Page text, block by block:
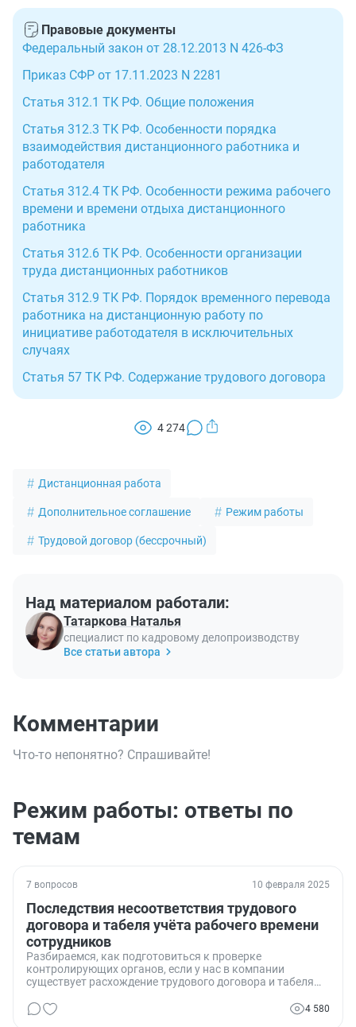
доп. соглашение к трудовому договору.
7 ст. 5.27 КоАП РФ.
договору. В исключительных ситуациях допускают
временный перевод сотрудников на удаленную работу
без согласия по инициативе компании-работодателя.
Помимо доп. соглашения, оформляют приказ о
переводе на комбинированный дистанционный режим
труда.
Правовые документы
Федеральный закон от 28.12.2013 N 426-ФЗ
Приказ СФР от 17.11.2023 N 2281
Статья 312.1 ТК РФ. Общие положения
Статья 312.3 ТК РФ. Особенности порядка
взаимодействия дистанционного работника и
работодателя
Статья 312.4 ТК РФ. Особенности режима рабочего
времени и времени отдыха дистанционного
работника
Статья 312.6 ТК РФ. Особенности организации
труда дистанционных работников
Статья 312.9 ТК РФ. Порядок временного перевода
работника на дистанционную работу по
инициативе работодателя в исключительных
случаях
Статья 57 ТК РФ. Содержание трудового договора
4 274
Дистанционная работа
Дополнительное соглашение Режим работы
Трудовой договор (бессрочный)
Над материалом работали:
Татаркова Наталья
специалист по кадровому делопроизводству
Все статьи автора
Комментарии
Что-то непонятно? Спрашивайте!
Режим работы: ответы по
темам
7 вопросов 10 февраля 2025
Последствия несоответствия трудового
договора и табеля учёта рабочего времени
сотрудников
Разбираемся, как подготовиться к проверке
контролирующих органов, если у нас в компании
существует расхождение трудового договора и табеля
4 580